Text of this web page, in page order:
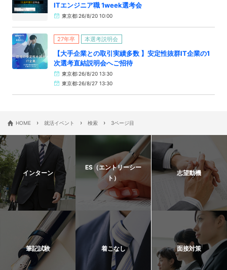
ITエンジニア職 1week選考会
東京都:26/8/20 10:00
27年卒 本選考説明会
【大手企業との取引実績多数 】安定性抜群IT企業の1
次選考直結説明会へご招待
東京都:26/8/20 13:30
東京都:26/8/27 13:30
HOME › 就活イベント › 検索 › 3ページ目
インターン
ES（エントリーシー
ト）
志望動機
筆記試験 着こなし 面接対策